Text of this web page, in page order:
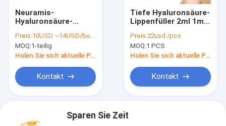
Neuramis-
Hyaluronsäure-
Falten für
Schönheits-Klinik
Preis:10USD ~14USD/bottle
MOQ:1-teilig
Holen Sie sich aktuelle Preis
Kontakt
Tiefe Hyaluronsäure-
Lippenfüller 2ml 1ml
injizierbares Soem
Preis:22usd /pcs
MOQ:1 PCS
Holen Sie sich aktuelle Preis
Kontakt
Sparen Sie Zeit